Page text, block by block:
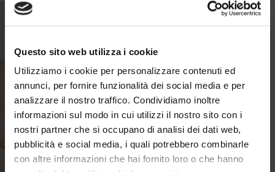
Questo sito web utilizza i cookie
Utilizziamo i cookie per personalizzare contenuti ed
annunci, per fornire funzionalità dei social media e per
analizzare il nostro traffico. Condividiamo inoltre
informazioni sul modo in cui utilizzi il nostro sito con i
nostri partner che si occupano di analisi dei dati web,
pubblicità e social media, i quali potrebbero combinarle
con altre informazioni che hai fornito loro o che hanno